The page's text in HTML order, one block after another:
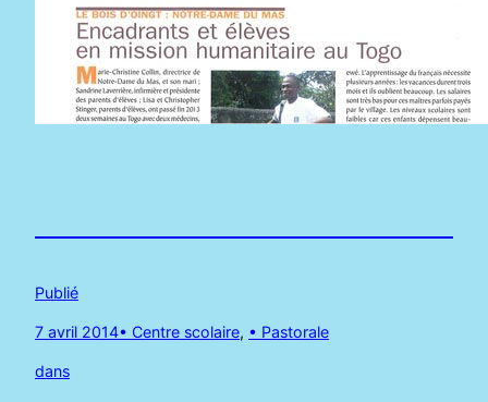
Publié
7 avril 2014
dans
• Centre scolaire, • Pastorale